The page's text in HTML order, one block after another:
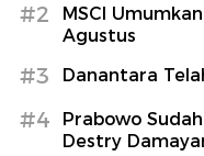
#2
MSCI
Agustus
#3 Danantara
#4
Prabowo
Destry